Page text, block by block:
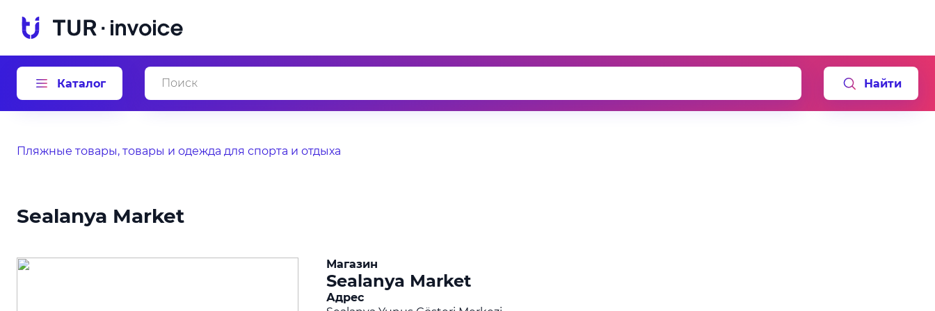
Каталог Найти
Пляжные товары, товары и одежда для спорта и отдыха
Sealanya Market
Магазин
Sealanya Market
Адрес